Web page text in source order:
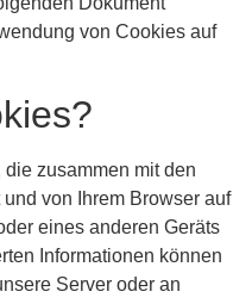
von Cookies auf
zusammen mit den
von Ihrem Browser auf
eines anderen Geräts
Informationen können
Server oder an